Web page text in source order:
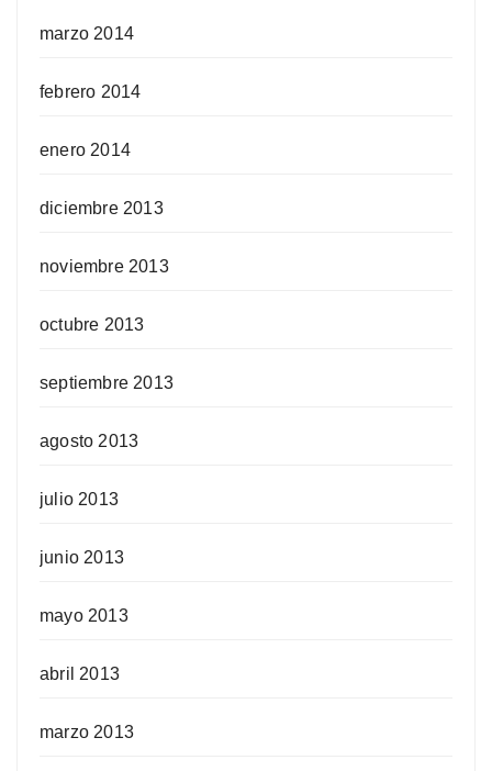
marzo 2014
febrero 2014
enero 2014
diciembre 2013
noviembre 2013
octubre 2013
septiembre 2013
agosto 2013
julio 2013
junio 2013
mayo 2013
abril 2013
marzo 2013